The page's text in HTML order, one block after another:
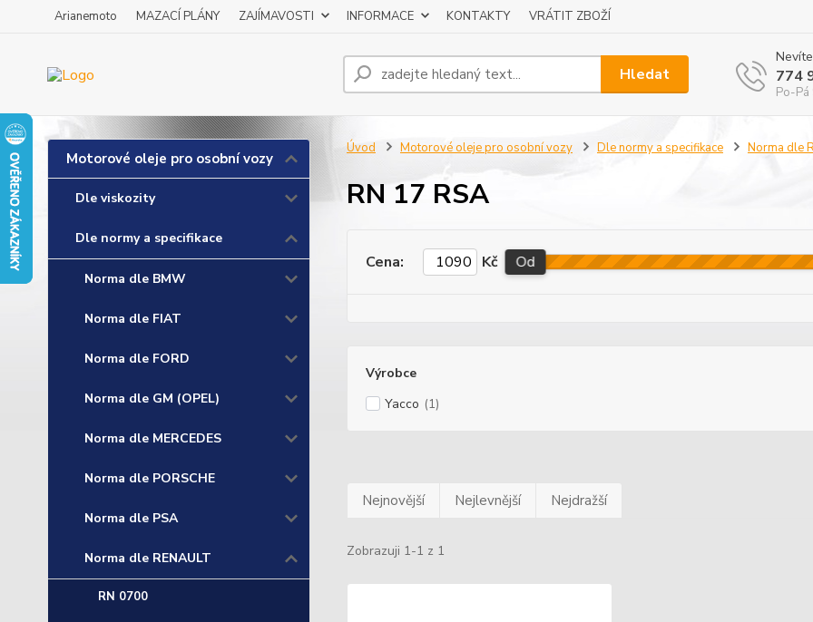
Arianemoto MAZACÍ PLÁNY ZAJÍMAVOSTI INFORMACE KONTAKTY VRÁTIT ZBOŽÍ
Hledat 774
Po-
Motorové oleje pro osobní vozy
Dle viskozity
Dle normy a specifikace
Norma dle BMW
Norma dle FIAT
Norma dle FORD
Norma dle GM (OPEL)
Norma dle MERCEDES
Norma dle PORSCHE
Norma dle PSA
Norma dle RENAULT
RN 0700
Úvod Motorové oleje pro osobní vozy Dle normy a specifikace Norma dle
RN 17 RSA
Cena: Kč Od
Výrobce
Yacco (1)
Nejnovější Nejlevnější Nejdražší
Zobrazuji 1-1 z 1